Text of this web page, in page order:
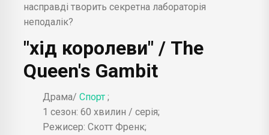
насправді творить секретна лабораторія
неподалік?
"хід королеви" / The
Queen's Gambit
Драма/ Спорт ;
1 сезон: 60 хвилин / серія;
Режисер: Скотт Френк;